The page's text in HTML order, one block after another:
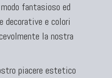
fantasioso ed
decorative e colori
la nostra
piacere estetico